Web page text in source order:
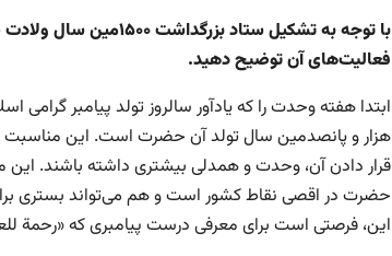
با توجه به تشکیل ستاد بزرگداشت۱۵۰۰مین سال ولادت
فعالیت‌های آن توضیح دهید.
ابتدا هفته وحدت را که یادآور سالروز تولد پیامبر
هزار و پانصدمین سال تولد آن حضرت است. این مناسبت
قرار دادن آن، وحدت و همدلی بیشتری داشته باشند.
حضرت در اقصی نقاط کشور است و هم می‌تواند بستری
این، فرصتی است برای معرفی درست پیامبری که «رحمة